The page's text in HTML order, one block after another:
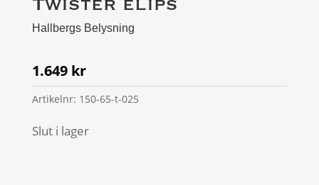
Twister elips
Hallbergs Belysning
1.649 kr
Artikelnr: 150-65-t-025
Slut i lager